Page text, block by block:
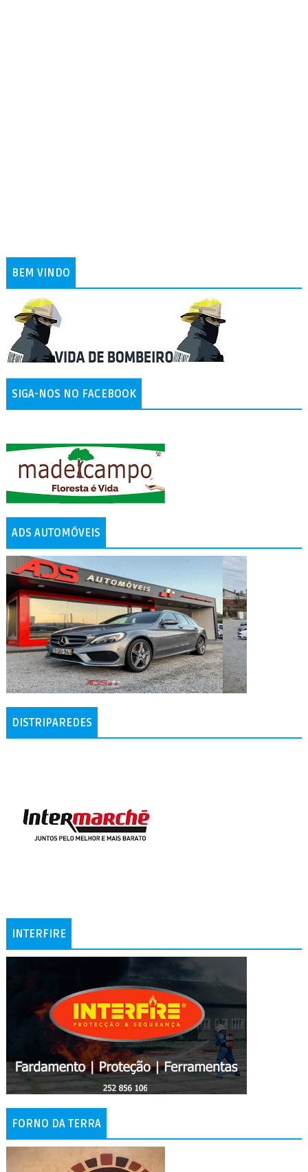
BEM VINDO
SIGA-NOS NO FACEBOOK
ADS AUTOMÓVEIS
DISTRIPAREDES
INTERFIRE
FORNO DA TERRA